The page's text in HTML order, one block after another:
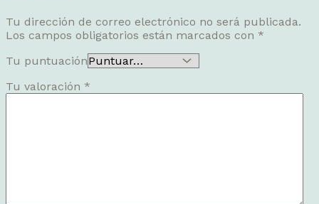
Tu dirección de correo electrónico no será publicada.
Los campos obligatorios están marcados con *
Tu puntuación
Tu valoración *